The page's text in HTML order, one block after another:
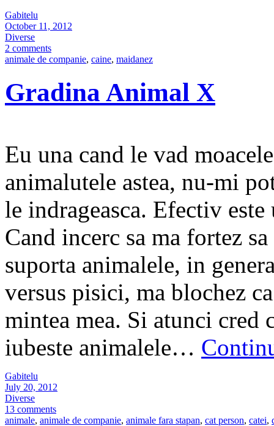
Gabitelu
October 11, 2012
Diverse
2 comments
animale de companie, caine, maidanez
Gradina Animal X
Eu una cand le vad
animalutele astea, nu-mi
le indrageasca. Efectiv
Cand incerc sa ma fortez
suporta animalele, in
versus pisici, ma blochez
mintea mea. Si atunci cred
iubeste animalele…
Gabitelu
July 20, 2012
Diverse
13 comments
animale, animale de companie, animale fara stapan, cat person, catei,